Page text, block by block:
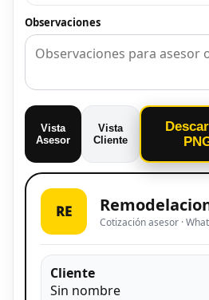
Observaciones
Vista
Asesor
Vista
Cliente
RE
Cotización asesor ·
Cliente
Sin nombre